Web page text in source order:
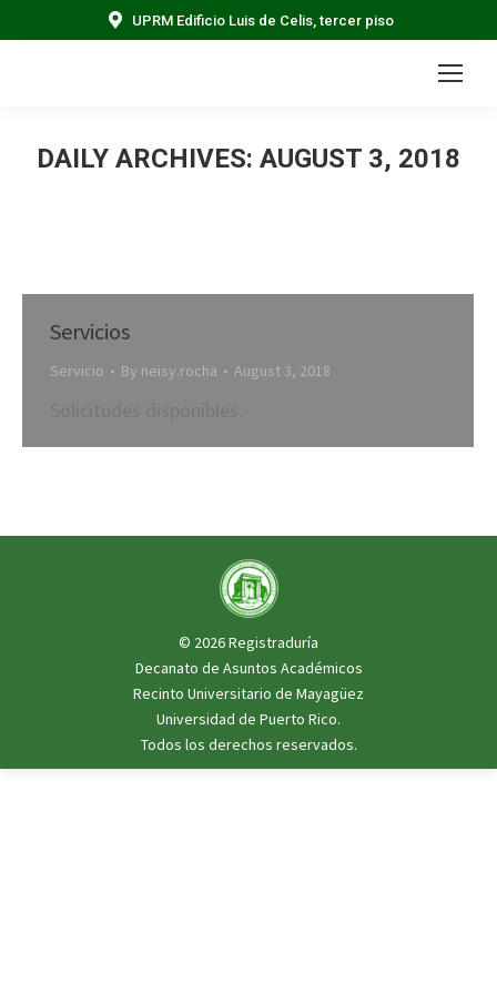
UPRM Edificio Luis de Celis, tercer piso
DAILY ARCHIVES: AUGUST 3, 2018
Servicios
Servicio By neisy.rocha August 3, 2018
© 2026 Registraduría
Decanato de Asuntos Académicos
Recinto Universitario de Mayagüez
Universidad de Puerto Rico.
Todos los derechos reservados.